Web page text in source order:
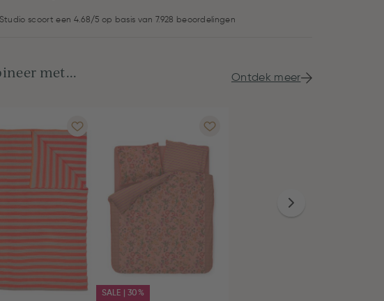
Studio scoort een 4.68/5 op basis van 7.928 beoordelingen
met... Ontdek meer
SALE | 30%